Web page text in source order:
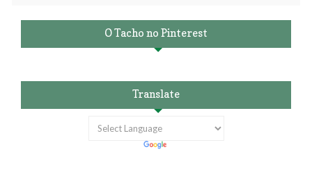
O Tacho no Pinterest
Translate